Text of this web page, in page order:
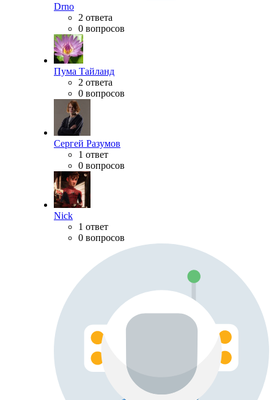
Drno
2 ответа
0 вопросов
Пума Тайланд
2 ответа
0 вопросов
Сергей Разумов
1 ответ
0 вопросов
Nick
1 ответ
0 вопросов